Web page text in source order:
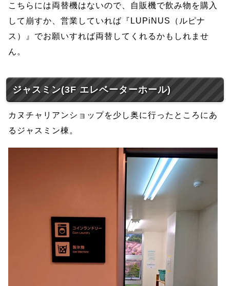
こちらには両替機はないので、自販機で飲み物を購入
して崩すか、営業していれば『LUPiNUS（ルピナ
ス）』でお願いすれば両替してくれるかもしれませ
ん。
ジャスミン(3F エレベーターホール)
カヌチャリアンショップを少し奥に行ったところにあ
るジャスミン棟。